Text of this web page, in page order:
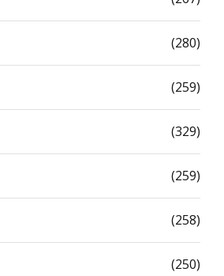
(280)
(259)
(329)
(259)
(258)
(250)